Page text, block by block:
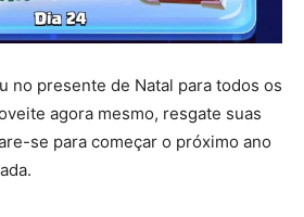
no presente de Natal para todos os
agora mesmo, resgate suas
se para começar o próximo ano